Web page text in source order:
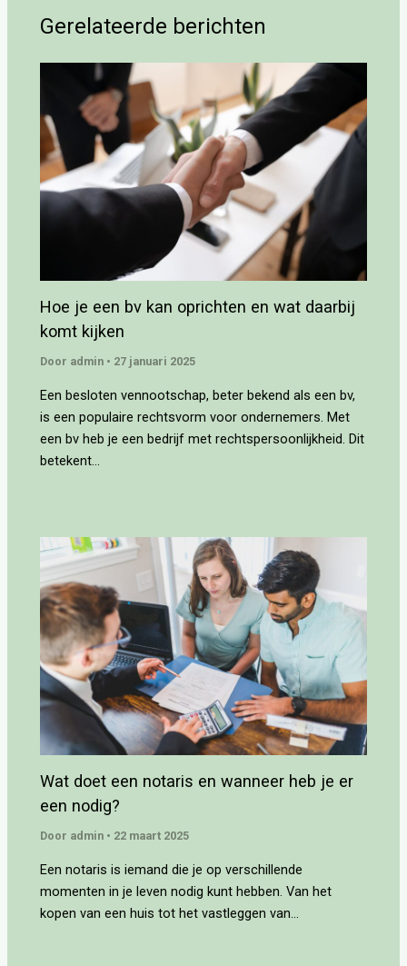
Gerelateerde berichten
Hoe je een bv kan oprichten en wat daarbij
komt kijken
Door admin • 27 januari 2025
Een besloten vennootschap, beter bekend als een bv,
is een populaire rechtsvorm voor ondernemers. Met
een bv heb je een bedrijf met rechtspersoonlijkheid. Dit
betekent…
Wat doet een notaris en wanneer heb je er
een nodig?
Door admin • 22 maart 2025
Een notaris is iemand die je op verschillende
momenten in je leven nodig kunt hebben. Van het
kopen van een huis tot het vastleggen van…